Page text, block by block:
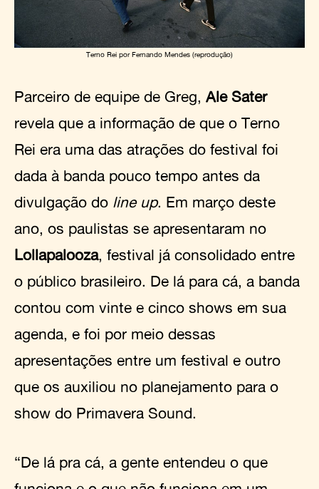
Terno Rei por Fernando Mendes (reprodução)
Parceiro de equipe de Greg, Ale Sater
revela que a informação de que o Terno
Rei era uma das atrações do festival foi
dada à banda pouco tempo antes da
divulgação do line up. Em março deste
ano, os paulistas se apresentaram no
Lollapalooza, festival já consolidado entre
o público brasileiro. De lá para cá, a banda
contou com vinte e cinco shows em sua
agenda, e foi por meio dessas
apresentações entre um festival e outro
que os auxiliou no planejamento para o
show do Primavera Sound.
“De lá pra cá, a gente entendeu o que